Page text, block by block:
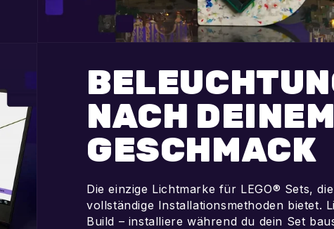
NACH DEINEM
GESCHMACK
Die einzige Lichtmarke für LEGO® Sets,
vollständige Installationsmethoden bietet.
Build – installiere während du dein Set